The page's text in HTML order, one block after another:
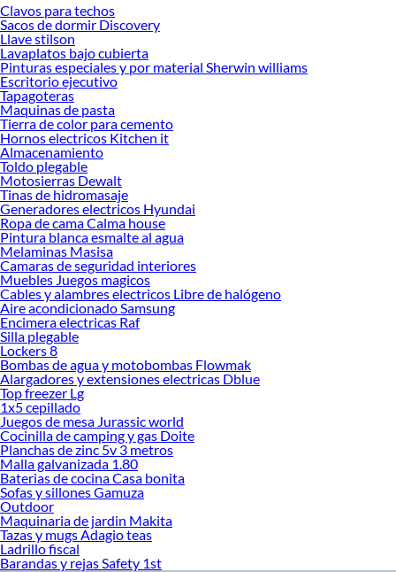
Clavos para techos
Sacos de dormir Discovery
Llave stilson
Lavaplatos bajo cubierta
Pinturas especiales y por material Sherwin williams
Escritorio ejecutivo
Tapagoteras
Maquinas de pasta
Tierra de color para cemento
Hornos electricos Kitchen it
Almacenamiento
Toldo plegable
Motosierras Dewalt
Tinas de hidromasaje
Generadores electricos Hyundai
Ropa de cama Calma house
Pintura blanca esmalte al agua
Melaminas Masisa
Camaras de seguridad interiores
Muebles Juegos magicos
Cables y alambres electricos Libre de halógeno
Aire acondicionado Samsung
Encimera electricas Raf
Silla plegable
Lockers 8
Bombas de agua y motobombas Flowmak
Alargadores y extensiones electricas Dblue
Top freezer Lg
1x5 cepillado
Juegos de mesa Jurassic world
Cocinilla de camping y gas Doite
Planchas de zinc 5v 3 metros
Malla galvanizada 1.80
Baterias de cocina Casa bonita
Sofas y sillones Gamuza
Outdoor
Maquinaria de jardin Makita
Tazas y mugs Adagio teas
Ladrillo fiscal
Barandas y rejas Safety 1st